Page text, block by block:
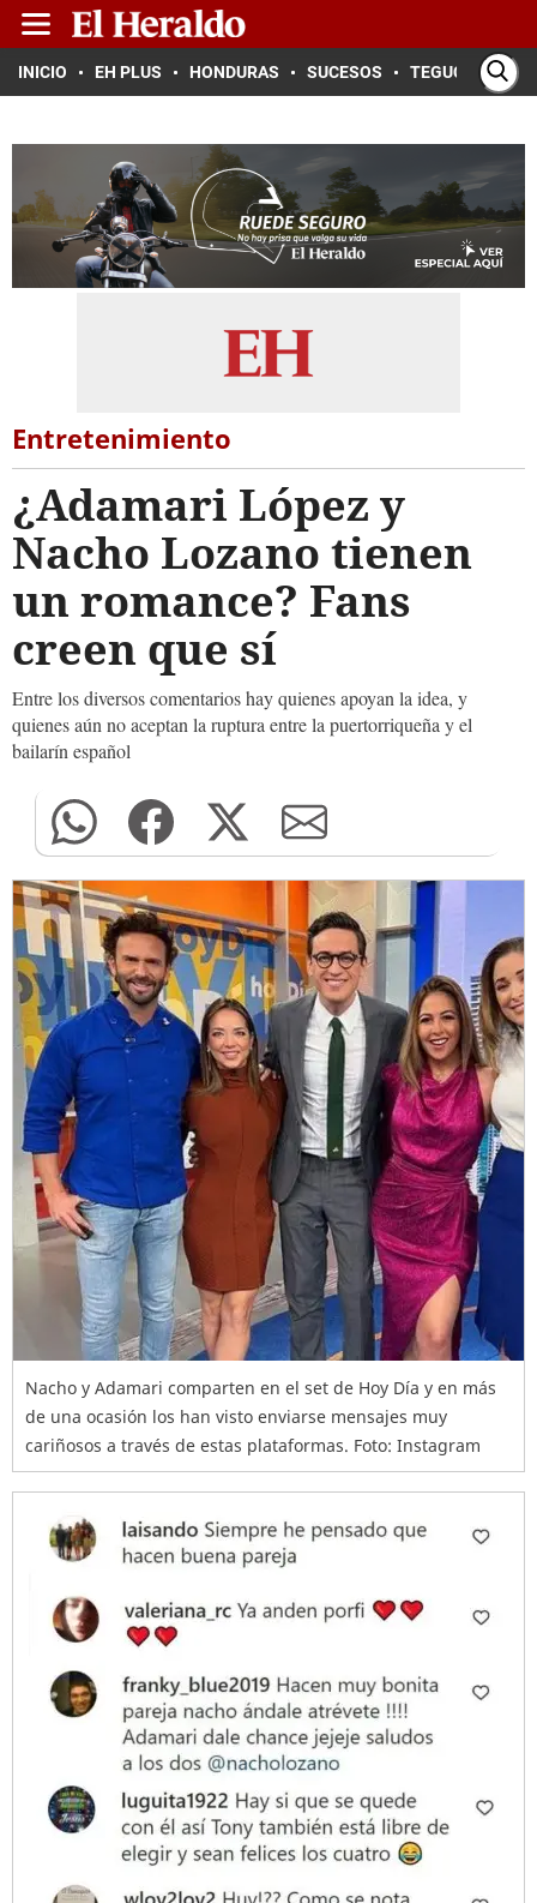
INICIO EH PLUS HONDURAS SUCESOS TEGUCIGALPA
Entretenimiento
¿Adamari López y
Nacho Lozano tienen
un romance? Fans
creen que sí
Entre los diversos comentarios hay quienes apoyan la idea, y
quienes aún no aceptan la ruptura entre la puertorriqueña y el
bailarín español
Nacho y Adamari comparten en el set de Hoy Día y en más
de una ocasión los han visto enviarse mensajes muy
cariñosos a través de estas plataformas. Foto: Instagram